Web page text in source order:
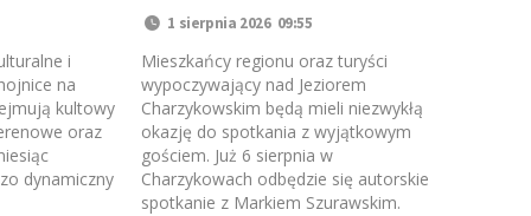
i
na
kultowy
oraz
dynamiczny
1 sierpnia 2026 09:55
Mieszkańcy regionu oraz turyści
wypoczywający nad Jeziorem
Charzykowskim będą mieli niezwykłą
okazję do spotkania z wyjątkowym
gościem. Już 6 sierpnia w
Charzykowach odbędzie się autorskie
spotkanie z Markiem Szurawskim.